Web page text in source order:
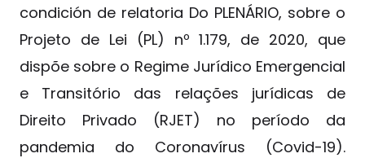
condición de relatoria Do PLENÁRIO, sobre o
Projeto de Lei (PL) nº 1.179, de 2020, que
dispõe sobre o Regime Jurídico Emergencial
e Transitório das relações jurídicas de
Direito Privado (RJET) no período da
pandemia do Coronavírus (Covid-19).